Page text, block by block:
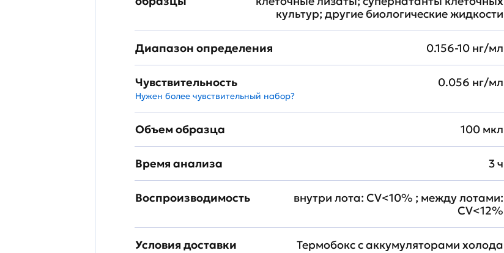
культур; другие биологические жидкости
Диапазон определения 0.156-10 нг/мл
Чувствительность
Нужен более чувствительный набор?
0.056 нг/мл
Объем образца 100 мкл
Время анализа 3 ч
Воспроизводимость
внутри лота: CV<10% ; между лотами:
CV<12%
Условия доставки Термобокс с аккумуляторами холода